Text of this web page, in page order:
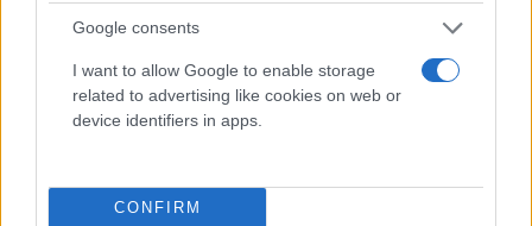
Google consents
I want to allow Google to enable storage
related to advertising like cookies on web or
device identifiers in apps.
CONFIRM